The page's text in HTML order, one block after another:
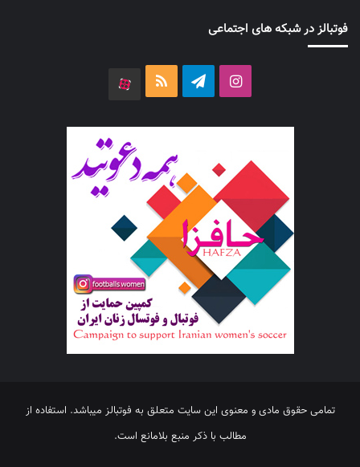
فوتبالز در شبکه های اجتماعی
اینستاگرامتلگرام خوراک
تمامی حقوق مادی و معنوی این سایت متعلق به فوتبالز میباشد. استفاده از
مطالب با ذکر منبع بلامانع است.